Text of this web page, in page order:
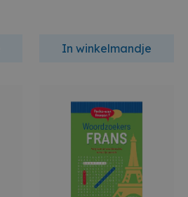
In winkelmandje